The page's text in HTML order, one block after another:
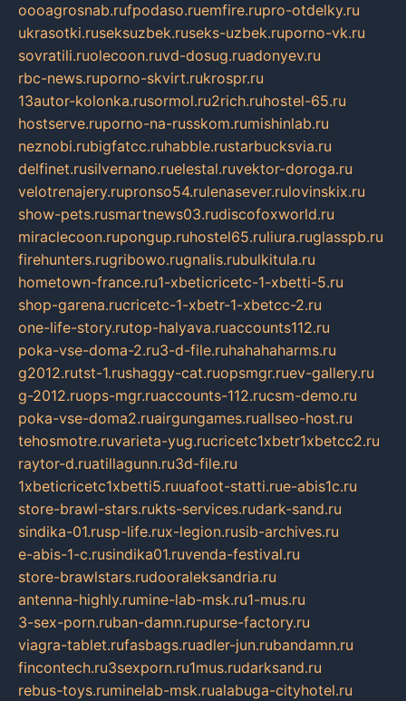
oooagrosnab.rufpodaso.ruemfire.rupro-otdelky.ru
ukrasotki.ruseksuzbek.ruseks-uzbek.ruporno-vk.ru
sovratili.ruolecoon.ruvd-dosug.ruadonyev.ru
rbc-news.ruporno-skvirt.rukrospr.ru
13autor-kolonka.rusormol.ru2rich.ruhostel-65.ru
hostserve.ruporno-na-russkom.rumishinlab.ru
neznobi.rubigfatcc.ruhabble.rustarbucksvia.ru
delfinet.rusilvernano.ruelestal.ruvektor-doroga.ru
velotrenajery.rupronso54.rulenasever.rulovinskix.ru
show-pets.rusmartnews03.rudiscofoxworld.ru
miraclecoon.rupongup.ruhostel65.ruliura.ruglasspb.ru
firehunters.rugribowo.rugnalis.rubulkitula.ru
hometown-france.ru1-xbeticricetc-1-xbetti-5.ru
shop-garena.rucricetc-1-xbetr-1-xbetcc-2.ru
one-life-story.rutop-halyava.ruaccounts112.ru
poka-vse-doma-2.ru3-d-file.ruhahahaharms.ru
g2012.rutst-1.rushaggy-cat.ruopsmgr.ruev-gallery.ru
g-2012.ruops-mgr.ruaccounts-112.rucsm-demo.ru
poka-vse-doma2.ruairgungames.ruallseo-host.ru
tehosmotre.ruvarieta-yug.rucricetc1xbetr1xbetcc2.ru
raytor-d.ruatillagunn.ru3d-file.ru
1xbeticricetc1xbetti5.ruuafoot-statti.rue-abis1c.ru
store-brawl-stars.rukts-services.rudark-sand.ru
sindika-01.rusp-life.rux-legion.rusib-archives.ru
e-abis-1-c.rusindika01.ruvenda-festival.ru
store-brawlstars.rudooraleksandria.ru
antenna-highly.rumine-lab-msk.ru1-mus.ru
3-sex-porn.ruban-damn.rupurse-factory.ru
viagra-tablet.rufasbags.ruadler-jun.rubandamn.ru
fincontech.ru3sexporn.ru1mus.rudarksand.ru
rebus-toys.ruminelab-msk.rualabuga-cityhotel.ru